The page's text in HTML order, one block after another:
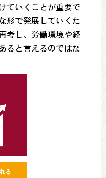
ていくことが重要で
形で発展していくた
考し、労働環境や経
ると言えるのではな